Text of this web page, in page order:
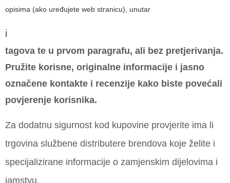
opisima (ako uređujete web stranicu), unutar
i
tagova te u prvom paragrafu, ali bez pretjerivanja.
Pružite korisne, originalne informacije i jasno
označene kontakte i recenzije kako biste povećali
povjerenje korisnika.
Za dodatnu sigurnost kod kupovine provjerite ima li
trgovina službene distributere brendova koje želite i
specijalizirane informacije o zamjenskim dijelovima i
jamstvu.